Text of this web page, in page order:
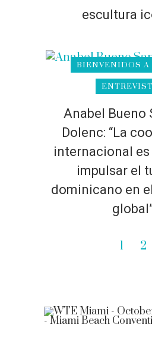
escultura
BIENVENIDOS A
Anabel Bueno
Dolenc: “La
internacional es
impulsar el
dominicano en
1 2